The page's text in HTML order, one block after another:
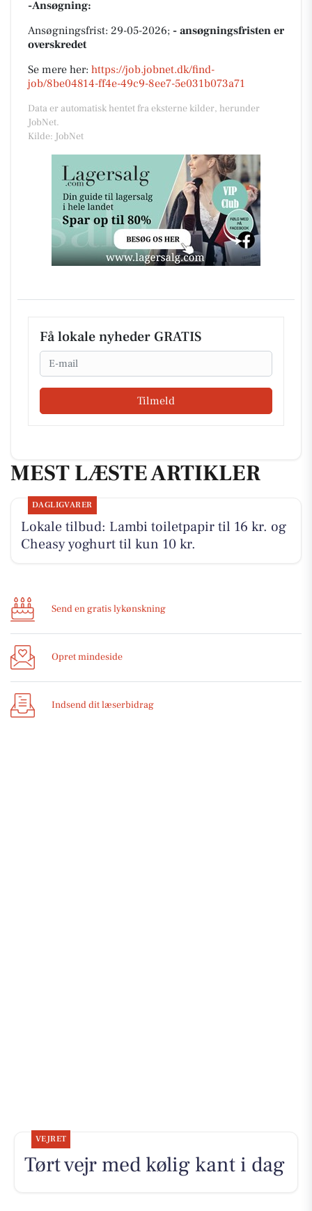
-Ansøgning:
Ansøgningsfrist: 29-05-2026; - ansøgningsfristen er
overskredet
Se mere her: https://job.jobnet.dk/find-
job/8be04814-ff4e-49c9-8ee7-5e031b073a71
Data er automatisk hentet fra eksterne kilder, herunder
JobNet.
Kilde: JobNet
Få lokale nyheder GRATIS
Email
Tilmeld
MEST LÆSTE ARTIKLER
DAGLIGVARER
Lokale tilbud: Lambi toiletpapir til 16 kr. og
Cheasy yoghurt til kun 10 kr.
Send en gratis lykønskning
Opret mindeside
Indsend dit læserbidrag
VEJRET
Tørt vejr med kølig kant i dag